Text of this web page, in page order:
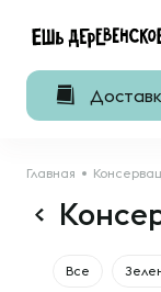
Главная
Все